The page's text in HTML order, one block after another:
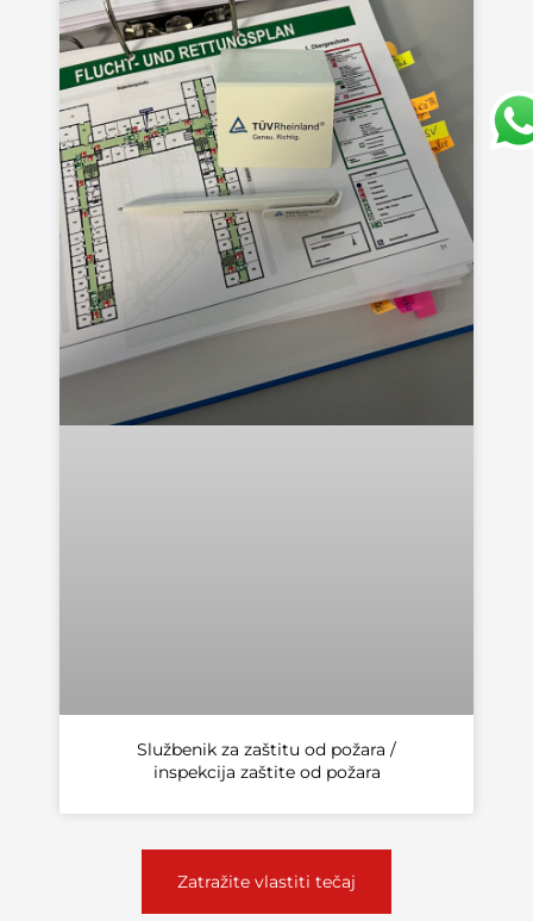
Službenik za zaštitu od požara /
inspekcija zaštite od požara
Zatražite vlastiti tečaj